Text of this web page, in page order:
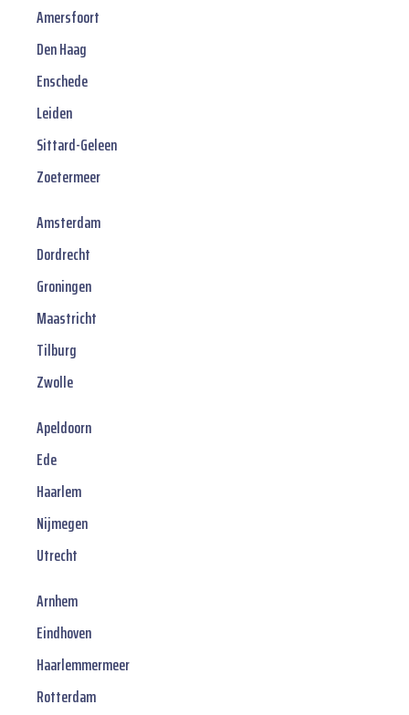
Amersfoort
Den Haag
Enschede
Leiden
Sittard-Geleen
Zoetermeer
Amsterdam
Dordrecht
Groningen
Maastricht
Tilburg
Zwolle
Apeldoorn
Ede
Haarlem
Nijmegen
Utrecht
Arnhem
Eindhoven
Haarlemmermeer
Rotterdam